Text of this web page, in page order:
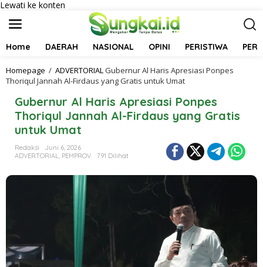
Lewati ke konten
Home DAERAH NASIONAL OPINI PERISTIWA
Homepage / ADVERTORIALGubernur Al Haris Apresiasi Ponpes
Thoriqul Jannah Al-Firdaus yang Gratis untuk Umat
Gubernur Al Haris Apresiasi Ponpes
Thoriqul Jannah Al-Firdaus yang Gratis
untuk Umat
Redaksi
Juni 6, 2026
ADVERTORIAL, PEMPROV 791 Dilihat